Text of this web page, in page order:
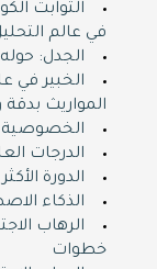
الثوابت
في عالم
الجدل:
الخبير في
المواريث
الخصوصية
الدرجات
الدورة
الذكاء
الرهاب
خطوات